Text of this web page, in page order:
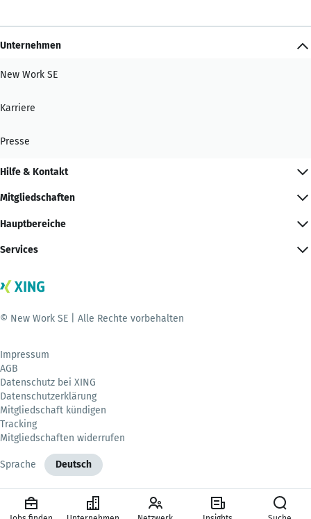
Unternehmen
New Work SE
Karriere
Presse
Hilfe & Kontakt
Mitgliedschaften
Hauptbereiche
Services
© New Work SE | Alle Rechte vorbehalten
Impressum
AGB
Datenschutz bei XING
Datenschutzerklärung
Mitgliedschaft kündigen
Tracking
Mitgliedschaften widerrufen
Sprache Deutsch